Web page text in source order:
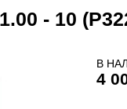
- 10
В
4